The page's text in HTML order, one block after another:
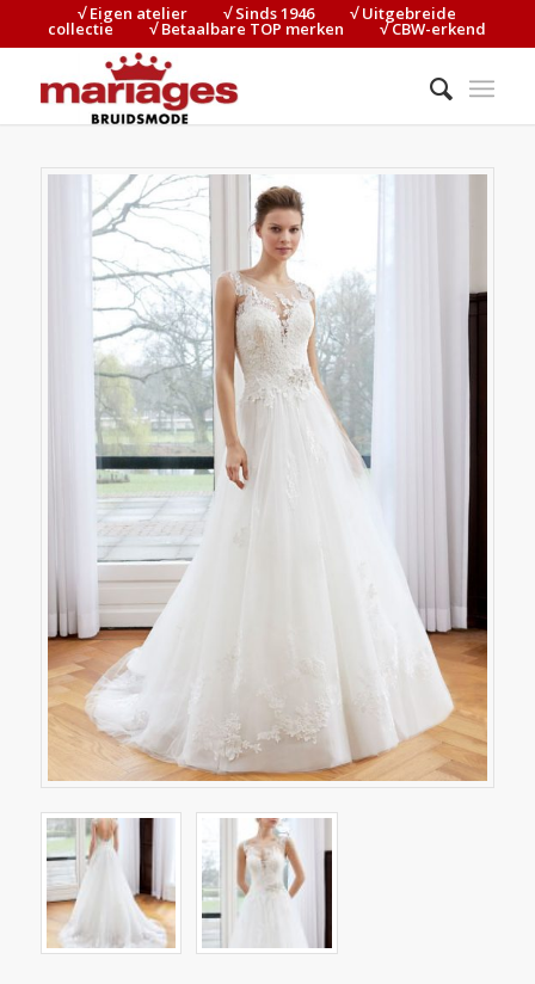
√ Eigen atelier⠀⠀⠀√ Sinds 1946⠀⠀⠀√ Uitgebreide
collectie⠀⠀⠀√ Betaalbare TOP merken⠀⠀⠀√ CBW-erkend